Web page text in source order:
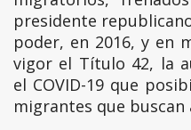
presidente
poder, en 2016, y en
vigor el Título 42, la
el COVID-19 que
migrantes que buscan